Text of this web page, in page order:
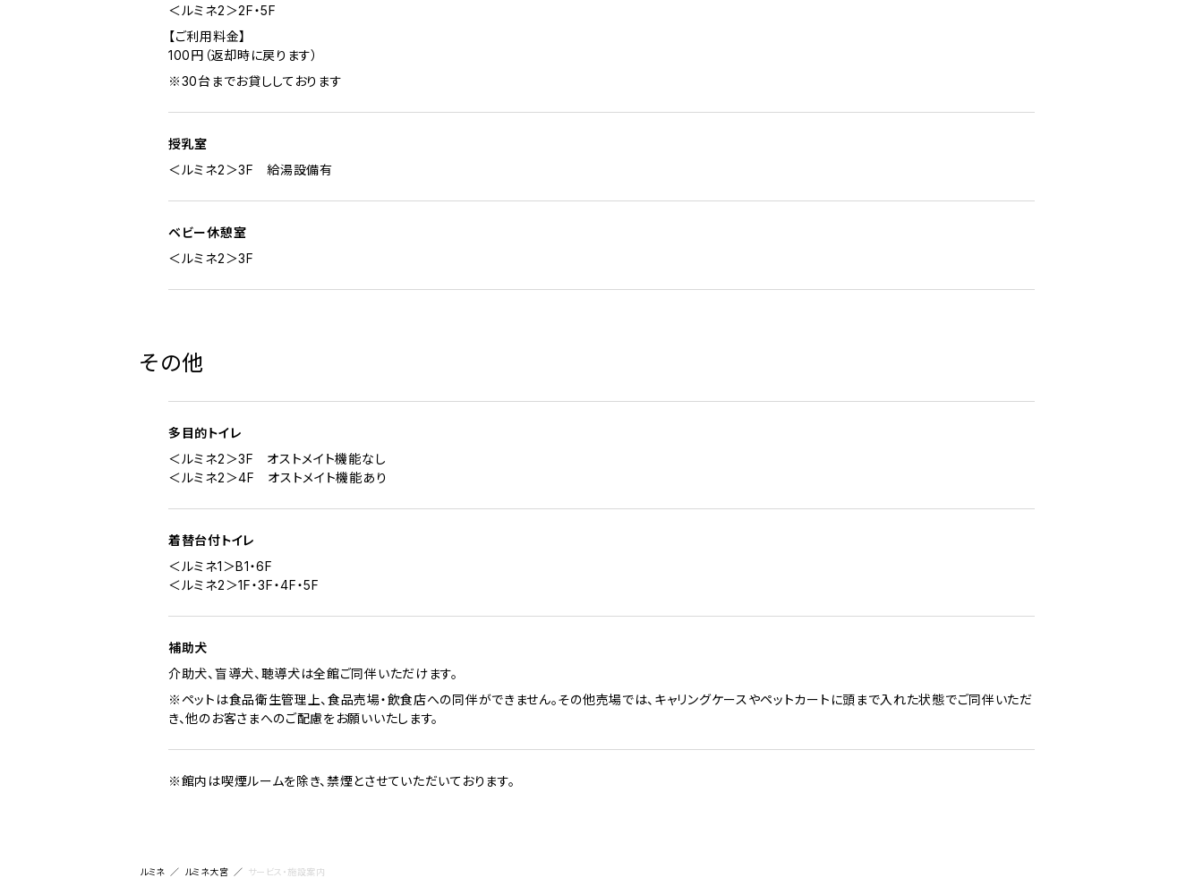
＜ルミネ2＞2F・5F
【ご利用料金】
100円（返却時に戻ります）
※30台までお貸ししております
授乳室
＜ルミネ2＞3F 給湯設備有
ベビー休憩室
＜ルミネ2＞3F
その他
多目的トイレ
＜ルミネ2＞3F オストメイト機能なし
＜ルミネ2＞4F オストメイト機能あり
着替台付トイレ
＜ルミネ1＞B1・6F
＜ルミネ2＞1F・3F・4F・5F
補助犬
介助犬、盲導犬、聴導犬は全館ご同伴いただけます。
※ペットは食品衛生管理上、食品売場・飲食店への同伴ができません。その他売場では、キャリングケースやペットカートに頭まで入れた状態でご同伴いただ
き、他のお客さまへのご配慮をお願いいたします。
※館内は喫煙ルームを除き、禁煙とさせていただいております。
ルミネ ルミネ大宮 サービス・施設案内